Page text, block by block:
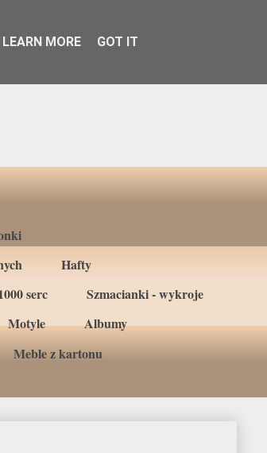
Hafty
serc
Szmacianki - wykroje
Motyle
Albumy
Meble z kartonu
LEARN MORE GOT IT